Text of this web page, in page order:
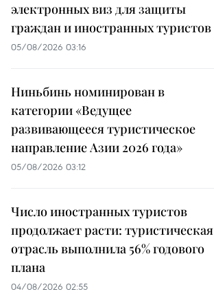
электронных виз для защиты
граждан и иностранных туристов
05/08/2026 03:16
Ниньбинь номинирован в
категории «Ведущее
развивающееся туристическое
направление Азии 2026 года»
05/08/2026 03:12
Число иностранных туристов
продолжает расти: туристическая
отрасль выполнила 56% годового
плана
04/08/2026 02:55